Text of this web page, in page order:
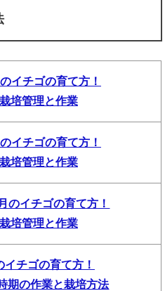
イチゴの育て方！
栽培管理と作業
イチゴの育て方！
栽培管理と作業
のイチゴの育て方！
栽培管理と作業
イチゴの育て方！
期の作業と栽培方法